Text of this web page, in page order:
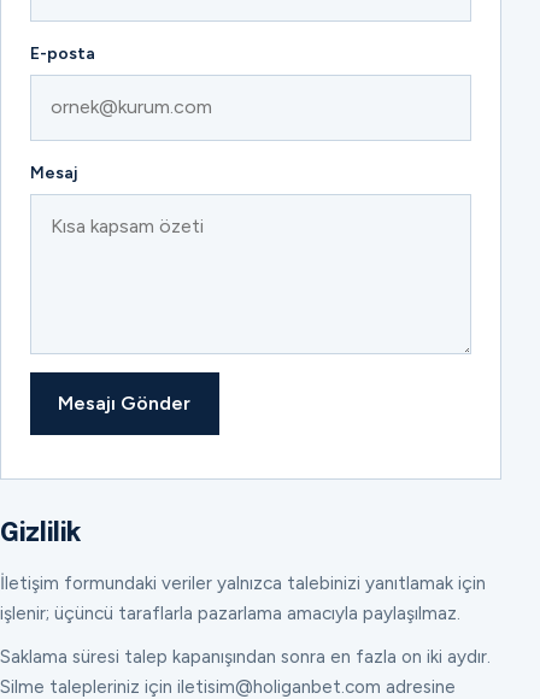
E-posta
Mesaj
Mesajı Gönder
Gizlilik
İletişim formundaki veriler yalnızca talebinizi yanıtlamak için
işlenir; üçüncü taraflarla pazarlama amacıyla paylaşılmaz.
Saklama süresi talep kapanışından sonra en fazla on iki aydır.
Silme talepleriniz için iletisim@holiganbet.com adresine